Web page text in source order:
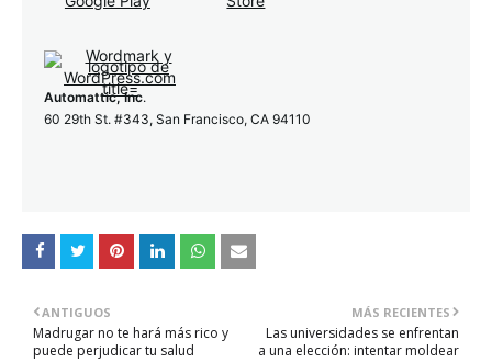
Automattic, Inc.
60 29th St. #343, San Francisco, CA 94110
MÁS RECIENTES
Las universidades se enfrentan
a una elección: intentar moldear
ANTIGUOS
Madrugar no te hará más rico y
puede perjudicar tu salud